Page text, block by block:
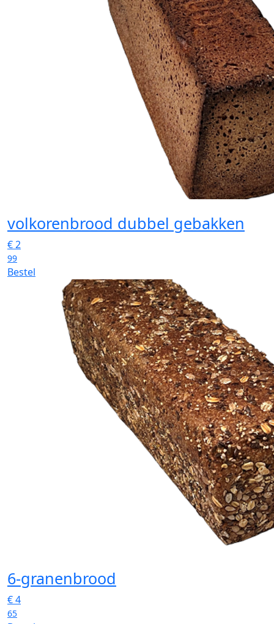
volkorenbrood dubbel gebakken
€2
99
Bestel
6-granenbrood
€4
65